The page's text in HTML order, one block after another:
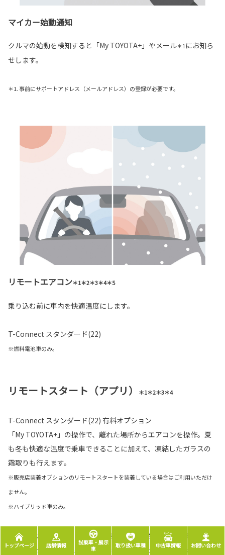
マイカー始動通知
クルマの始動を検知すると「My TOYOTA+」やメール＊1 にお知ら
せします。
＊1. 事前にサポートアドレス（メールアドレス）の登録が必要です。
リモートエアコン＊1＊2＊3＊4＊5
乗り込む前に車内を快適温度にします。
T-Connect スタンダード(22)
※燃料電池車のみ。
リモートスタート（アプリ） ＊1＊2＊3＊4
T-Connect スタンダード(22) 有料オプション
「My TOYOTA+」の操作で、離れた場所からエアコンを操作。夏
も冬も快適な温度で乗車できることに加えて、凍結したガラスの
霜取りも行えます。
※販売店装着オプションのリモートスタートを装着している場合はご利用いただけ
ません。
※ハイブリッド車のみ。
＊1. 一般公道上や閉め切った場所での使用はおやめください。 ＊2. 起動後、一定
の時間が経つと自動的に停止します。 ＊3. 車両停止中にエンジンをみだりに稼働
トップページ 店舗情報
試乗車・展示
車
取り扱い車種 中古車情報 お問い合わせ